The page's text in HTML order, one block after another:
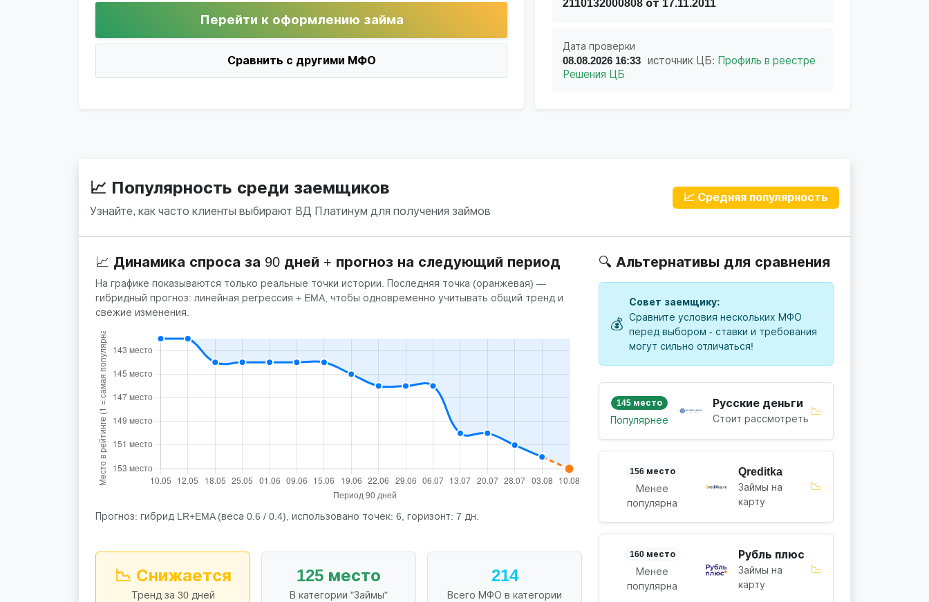
Перейти к оформлению займа
Сравнить с другими МФО
2110132000808 от 17.11.2011
Дата проверки
08.08.2026 16:33 источник ЦБ: Профиль в реестре
Решения ЦБ
📈 Популярность среди заемщиков
Узнайте, как часто клиенты выбирают ВД Платинум для получения займов
📈 Средняя популярность
📈 Динамика спроса за 90 дней + прогноз на следующий период
На графике показываются только реальные точки истории. Последняя точка (оранжевая) —
гибридный прогноз: линейная регрессия + EMA, чтобы одновременно учитывать общий тренд и
свежие изменения.
Прогноз: гибрид LR+EMA (веса 0.6 / 0.4), использовано точек: 6, горизонт: 7 дн.
📉 Снижается
Тренд за 30 дней
125 место
В категории "Займы"
214
Всего МФО в категории
🔍 Альтернативы для сравнения
💰
Совет заемщику:
Сравните условия нескольких МФО
перед выбором - ставки и требования
могут сильно отличаться!
145 место
Популярнее
Русские деньги
Стоит рассмотреть
📉
156 место
Менее
популярна
Qreditka
Займы на
карту
📉
160 место
Менее
популярна
Рубль плюс
Займы на
карту
📉